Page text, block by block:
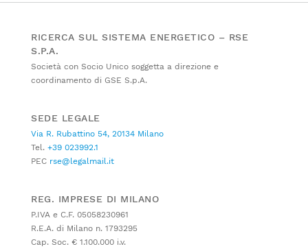
RICERCA SUL SISTEMA ENERGETICO – RSE
S.P.A.
Società con Socio Unico soggetta a direzione e
coordinamento di GSE S.p.A.
SEDE LEGALE
Via R. Rubattino 54, 20134 Milano
Tel. +39 023992.1
PEC rse@legalmail.it
REG. IMPRESE DI MILANO
P.IVA e C.F. 05058230961
R.E.A. di Milano n. 1793295
Cap. Soc. € 1.100.000 i.v.